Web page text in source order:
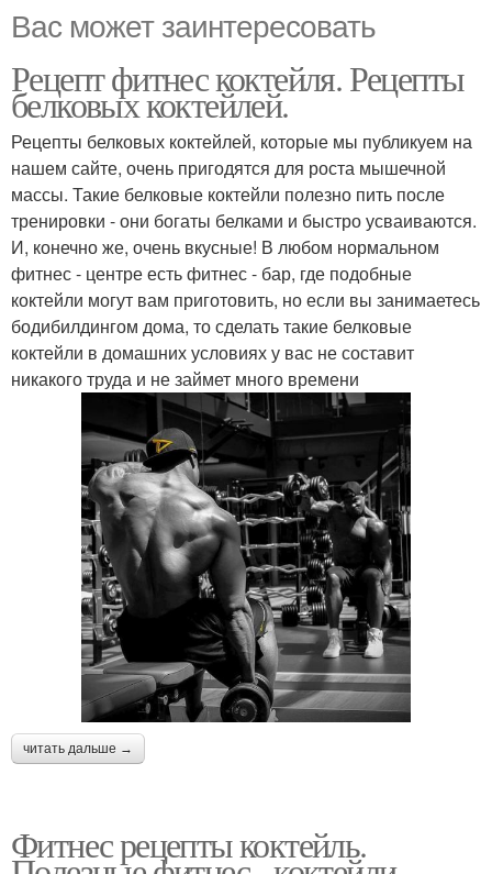
Вас может заинтересовать
Рецепт фитнес коктейля. Рецепты
белковых коктейлей.
Рецепты белковых коктейлей, которые мы публикуем на
нашем сайте, очень пригодятся для роста мышечной
массы. Такие белковые коктейли полезно пить после
тренировки - они богаты белками и быстро усваиваются.
И, конечно же, очень вкусные! В любом нормальном
фитнес - центре есть фитнес - бар, где подобные
коктейли могут вам приготовить, но если вы занимаетесь
бодибилдингом дома, то сделать такие белковые
коктейли в домашних условиях у вас не составит
никакого труда и не займет много времени
читать дальше →
Фитнес рецепты коктейль.